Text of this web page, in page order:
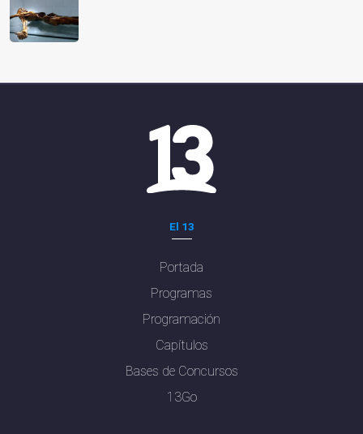
El 13
Portada
Programas
Programación
Capítulos
Bases de Concursos
13Go